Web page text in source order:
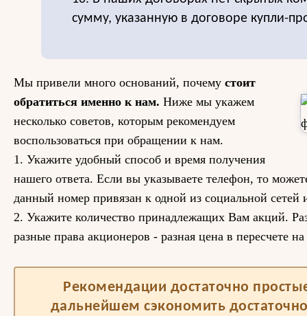
сумму, указанную в договоре купли-
Мы привели много оснований, почему стоит
обратиться именно к нам. Ниже мы укажем
несколько советов, которым рекомендуем
воспользоваться при обращении к нам.
1. Укажите удобный способ и время получения
нашего ответа. Если вы указываете телефон, то
данный номер привязан к одной из социальной сетей
2. Укажите количество принадлежащих Вам акций.
разные права акционеров - разная цена в пересчете
Рекомендации достаточно
дальнейшем сэкономить